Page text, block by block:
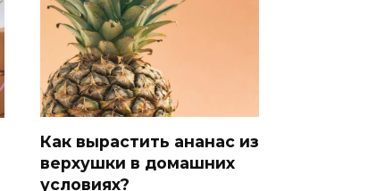
Как вырастить ананас из
верхушки в домашних
условиях?